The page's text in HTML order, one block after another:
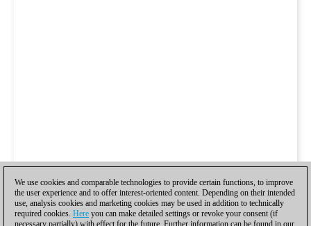
We use cookies and comparable technologies to provide certain functions, to improve
the user experience and to offer interest-oriented content. Depending on their intended
use, analysis cookies and marketing cookies may be used in addition to technically
required cookies. Here you can make detailed settings or revoke your consent (if
necessary partially) with effect for the future. Further information can be found in our